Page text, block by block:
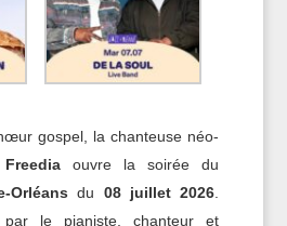
gospel, la chanteuse néo-
ouvre la soirée du
Orléans du 08 juillet 2026
le pianiste, chanteur et